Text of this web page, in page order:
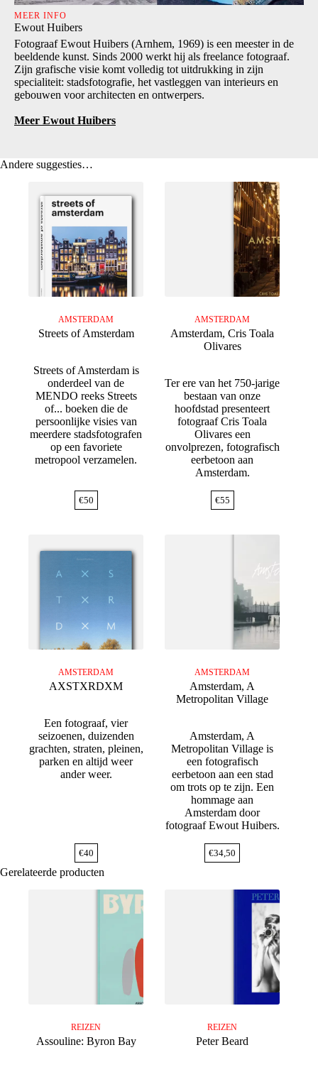
MEER INFO
Ewout Huibers
Fotograaf Ewout Huibers (Arnhem, 1969) is een meester in de
beeldende kunst. Sinds 2000 werkt hij als freelance fotograaf.
Zijn grafische visie komt volledig tot uitdrukking in zijn
specialiteit: stadsfotografie, het vastleggen van interieurs en
gebouwen voor architecten en ontwerpers.
Meer Ewout Huibers
Andere suggesties…
AMSTERDAM
Streets of Amsterdam
Streets of Amsterdam is
onderdeel van de
MENDO reeks Streets
of... boeken die de
persoonlijke visies van
meerdere stadsfotografen
op een favoriete
metropool verzamelen.
€50
AMSTERDAM
Amsterdam, Cris Toala
Olivares
Ter ere van het 750-jarige
bestaan van onze
hoofdstad presenteert
fotograaf Cris Toala
Olivares een
onvolprezen, fotografisch
eerbetoon aan
Amsterdam.
€55
AMSTERDAM
AXSTXRDXM
Een fotograaf, vier
seizoenen, duizenden
grachten, straten, pleinen,
parken en altijd weer
ander weer.
€40
AMSTERDAM
Amsterdam, A
Metropolitan Village
Amsterdam, A
Metropolitan Village is
een fotografisch
eerbetoon aan een stad
om trots op te zijn. Een
hommage aan
Amsterdam door
fotograaf Ewout Huibers.
€34,50
Gerelateerde producten
REIZEN
Assouline: Byron Bay
REIZEN
Peter Beard